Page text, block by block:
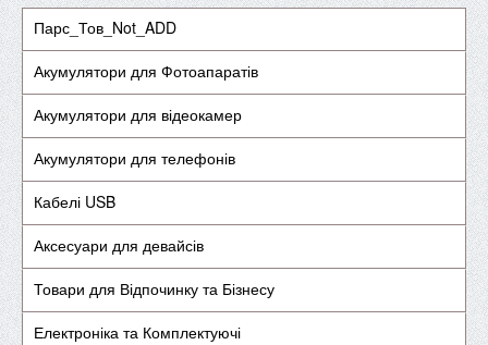
Парс_Тов_Not_ADD
Акумулятори для Фотоапаратів
Акумулятори для відеокамер
Акумулятори для телефонів
Кабелі USB
Аксесуари для девайсів
Товари для Відпочинку та Бізнесу
Електроніка та Комплектуючі